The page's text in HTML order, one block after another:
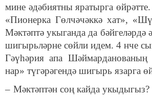
ми­не әдә­бият­ны яра­тыр­га
«Пи­о­нер­ка Гөл­чә­чәк­кә хат»,
Мәк­тәп­тә укы­ган­да да бәй­ге­ләр­дә
ши­гырь­ләр­не сөй­ли идем. 4 нче
Гәү­һә­рия апа
нар» тү­гә­рә­ген­дә ши­гырь язар­га
– Мәк­тәп­тән соң кай­да укы­ды­гыз?